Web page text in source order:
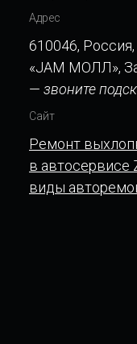
Адрес
610046,
«JAM МОЛЛ»,
— звоните
Сайт
Ремонт
в автосервисе
виды